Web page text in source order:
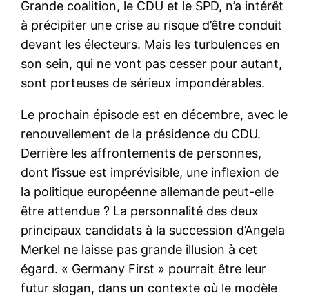
Grande coalition, le CDU et le SPD, n’a intérêt
à précipiter une crise au risque d’être conduit
devant les électeurs. Mais les turbulences en
son sein, qui ne vont pas cesser pour autant,
sont porteuses de sérieux impondérables.
Le prochain épisode est en décembre, avec le
renouvellement de la présidence du CDU.
Derrière les affrontements de personnes,
dont l’issue est imprévisible, une inflexion de
la politique européenne allemande peut-elle
être attendue ? La personnalité des deux
principaux candidats à la succession d’Angela
Merkel ne laisse pas grande illusion à cet
égard. « Germany First » pourrait être leur
futur slogan, dans un contexte où le modèle